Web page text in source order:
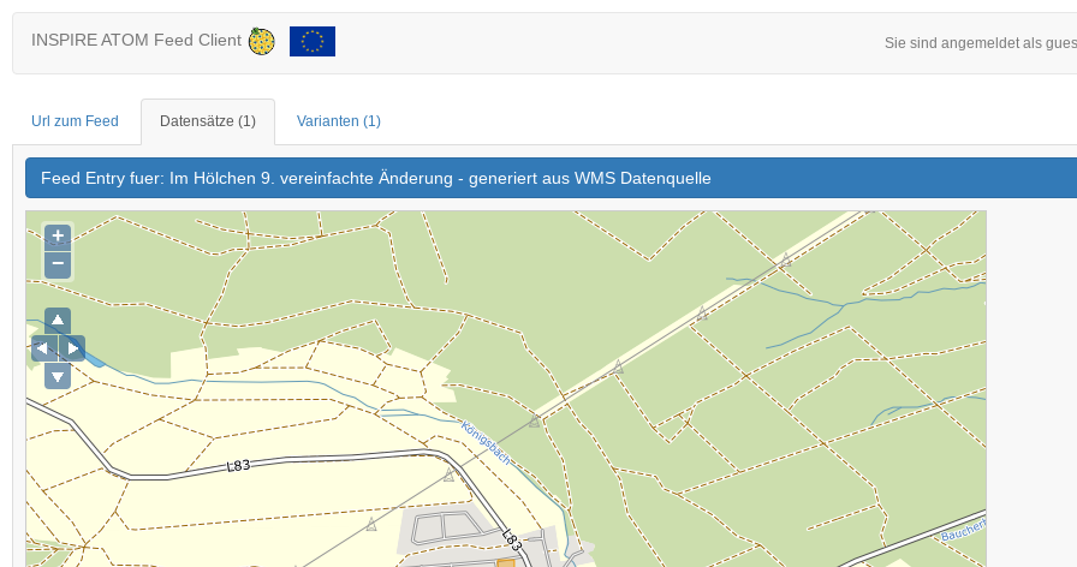
INSPIRE ATOM Feed Client Sie sind angemeldet als
Url zum Feed Datensätze (1) Varianten (1)
Feed Entry fuer: Im Hölchen 9. vereinfachte Änderung - generiert aus WMS Datenquelle
+
−